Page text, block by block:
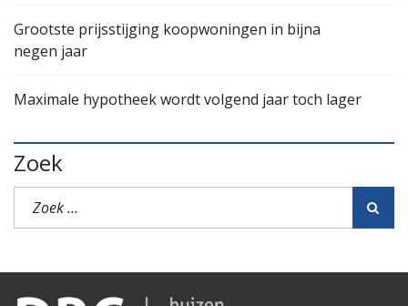
Grootste prijsstijging koopwoningen in bijna
negen jaar
Maximale hypotheek wordt volgend jaar toch lager
Zoek